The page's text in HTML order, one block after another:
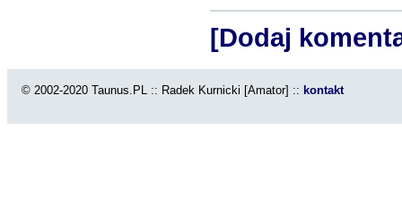
[Dodaj
© 2002-2020 Taunus.PL :: Radek Kurnicki [Amator] :: kontakt